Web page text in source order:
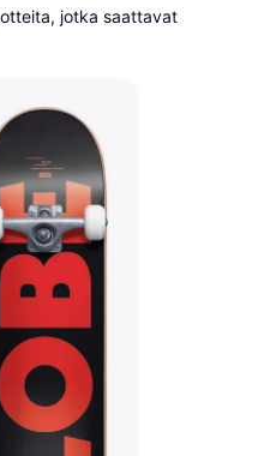
jotka saattavat